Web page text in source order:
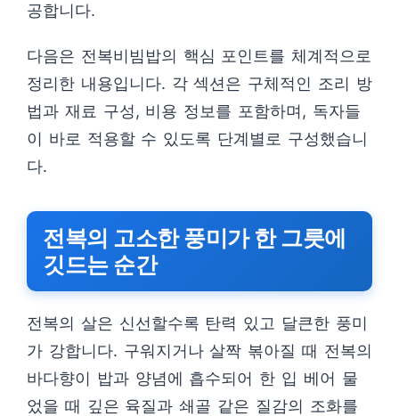
공합니다.
다음은 전복비빔밥의 핵심 포인트를 체계적으로
정리한 내용입니다. 각 섹션은 구체적인 조리 방
법과 재료 구성, 비용 정보를 포함하며, 독자들
이 바로 적용할 수 있도록 단계별로 구성했습니
다.
전복의 고소한 풍미가 한 그릇에
깃드는 순간
전복의 살은 신선할수록 탄력 있고 달큰한 풍미
가 강합니다. 구워지거나 살짝 볶아질 때 전복의
바다향이 밥과 양념에 흡수되어 한 입 베어 물
었을 때 깊은 육질과 쇄골 같은 질감의 조화를